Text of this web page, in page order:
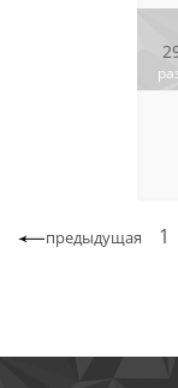
предыдущая 1